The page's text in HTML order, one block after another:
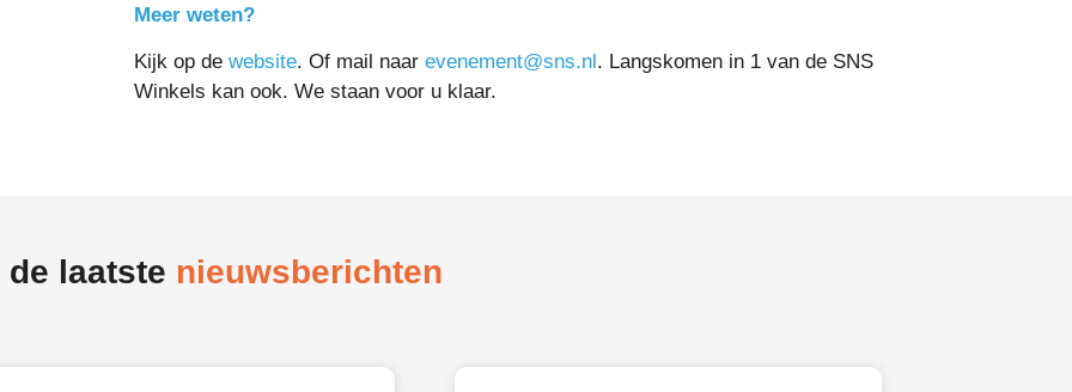
Meer weten?
Kijk op de website. Of mail naar evenement@sns.nl . Langskomen in 1 van de SNS
Winkels kan ook. We staan voor u klaar.
de laatste nieuwsberichten